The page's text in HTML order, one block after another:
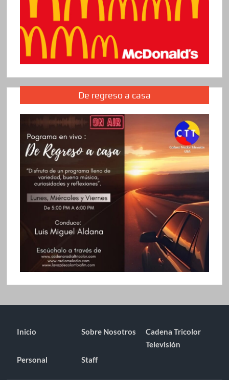
De regreso a casa
Inicio Sobre Nosotros
Cadena Tricolor
Televisión
Personal
Staff